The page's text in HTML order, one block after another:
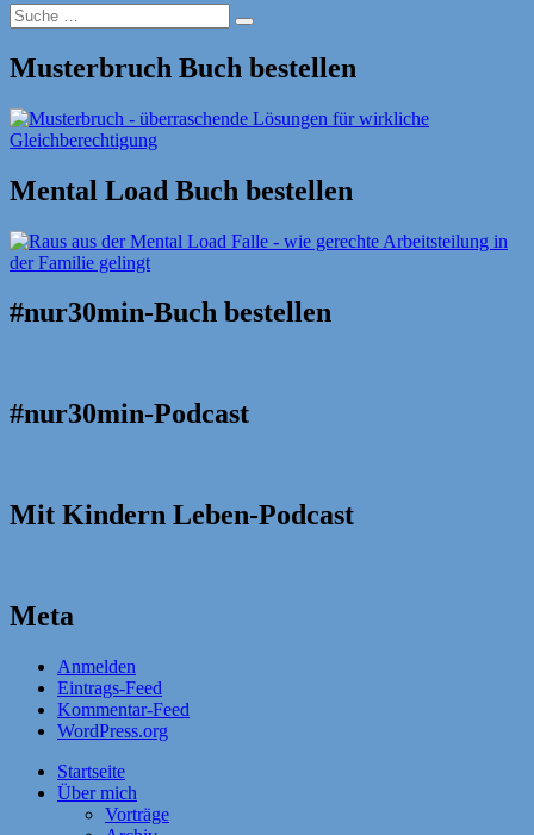
Suche
nach:
Suche
Musterbruch Buch bestellen
Mental Load Buch bestellen
#nur30min-Buch bestellen
#nur30min-Podcast
Mit Kindern Leben-Podcast
Meta
Anmelden
Eintrags-Feed
Kommentar-Feed
WordPress.org
Startseite
Über mich
Vorträge